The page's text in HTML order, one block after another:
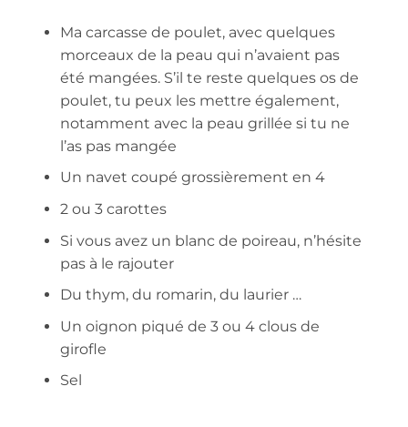
Ma carcasse de poulet, avec quelques
morceaux de la peau qui n’avaient pas
été mangées. S’il te reste quelques os de
poulet, tu peux les mettre également,
notamment avec la peau grillée si tu ne
l’as pas mangée
Un navet coupé grossièrement en 4
2 ou 3 carottes
Si vous avez un blanc de poireau, n’hésite
pas à le rajouter
Du thym, du romarin, du laurier …
Un oignon piqué de 3 ou 4 clous de
girofle
Sel